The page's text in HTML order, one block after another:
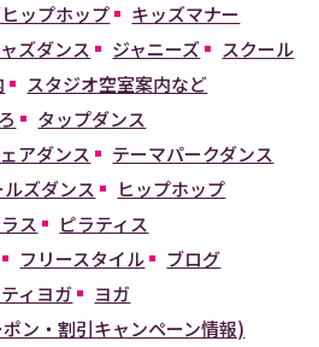
ップホップ
キッズマナー
ズダンス ジャニーズ
スクール
スタジオ空室案内など
タップダンス
アダンス
テーマパークダンス
ルズダンス
ヒップホップ
ス
ピラティス
フリースタイル
ブログ
ィヨガ
ヨガ
ン・割引キャンペーン情報)